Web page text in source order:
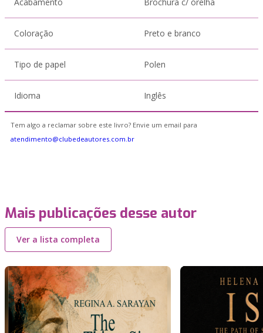
Coloração Preto e branco
Tipo de papel Polen
Idioma Inglês
Tem algo a reclamar sobre este livro? Envie um email para
atendimento@clubedeautores.com.br
Mais publicações desse autor
Ver a lista completa